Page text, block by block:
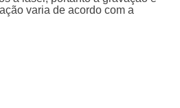
varia de acordo com a